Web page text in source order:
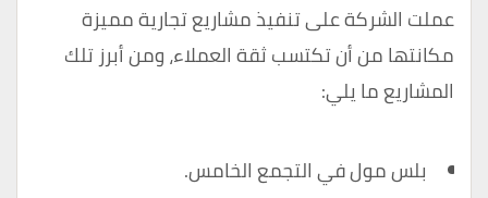
عملت الشركة على تنفيذ مشاريع تجارية مميزة
مكانتها من أن تكتسب ثقة العملاء، ومن أبرز تلك
المشاريع ما يلي:
بلس مول في التجمع الخامس.